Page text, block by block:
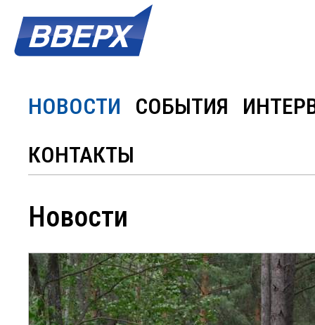
НОВОСТИ СОБЫТИЯ
КОНТАКТЫ
Новости